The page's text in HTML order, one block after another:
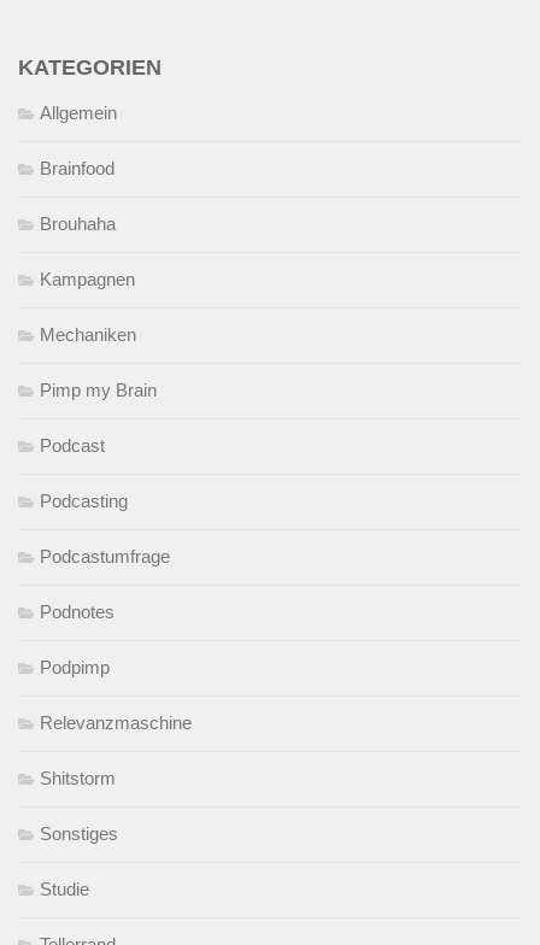
KATEGORIEN
Allgemein
Brainfood
Brouhaha
Kampagnen
Mechaniken
Pimp my Brain
Podcast
Podcasting
Podcastumfrage
Podnotes
Podpimp
Relevanzmaschine
Shitstorm
Sonstiges
Studie